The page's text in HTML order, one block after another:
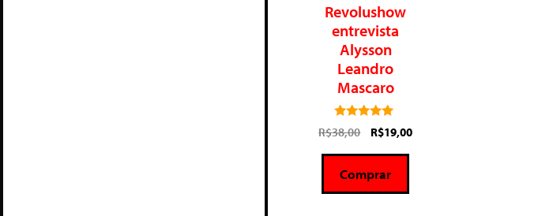
Revolushow
entrevista
Alysson
Leandro
Mascaro
5.00
de 5
R$38,00 R$19,00
Comprar